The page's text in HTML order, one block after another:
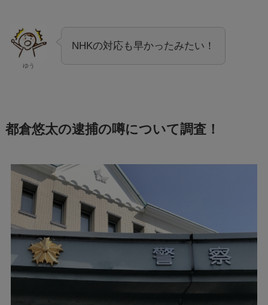
ゆう
NHKの対応も早かったみたい！
都倉悠太の逮捕の噂について調査！